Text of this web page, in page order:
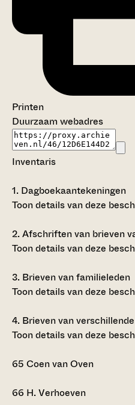
Printen
Duurzaam webadres
Inventaris
1. Dagboekaantekeningen
Toon details van deze
2.Afschriften van brieven
Toon details van deze
3. Brieven van familieleden
Toon details van deze
4. Brieven van
Toon details van deze
65 Coen van Oven
66 H. Verhoeven